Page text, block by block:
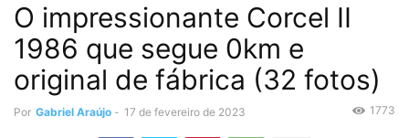
O impressionante Corcel II
1986 que segue 0km e
original de fábrica (32 fotos)
Por Gabriel Araújo - 17 de fevereiro de 2023 1773